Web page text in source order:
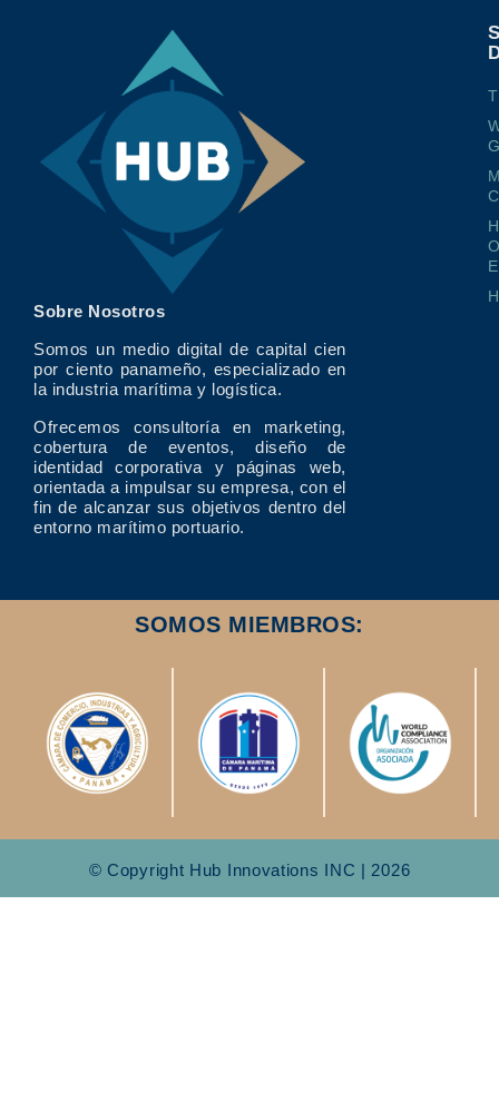
Sobre Nosotros
Somos un medio digital de capital cien
por ciento panameño, especializado en
la industria marítima y logística.
Ofrecemos consultoría en marketing,
cobertura de eventos, diseño de
identidad corporativa y páginas web,
orientada a impulsar su empresa, con el
fin de alcanzar sus objetivos dentro del
entorno marítimo portuario.
SOMOS MIEMBROS:
© Copyright Hub Innovations INC | 2026